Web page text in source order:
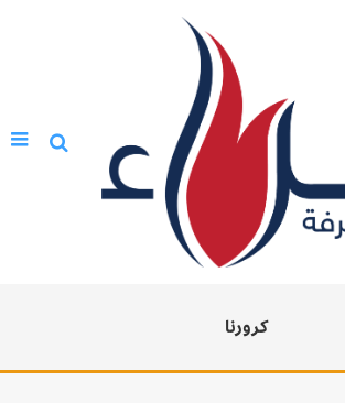
كرورنا